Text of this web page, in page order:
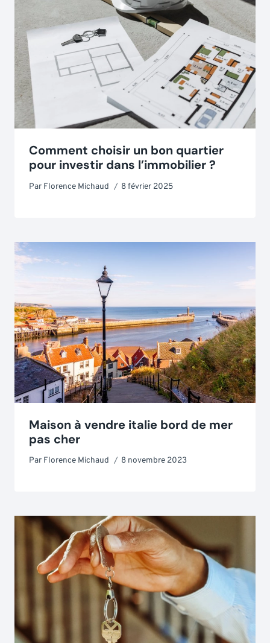
Comment choisir un bon quartier
pour investir dans l’immobilier ?
Par Florence Michaud 8 février 2025
Maison à vendre italie bord de mer
pas cher
Par Florence Michaud 8 novembre 2023